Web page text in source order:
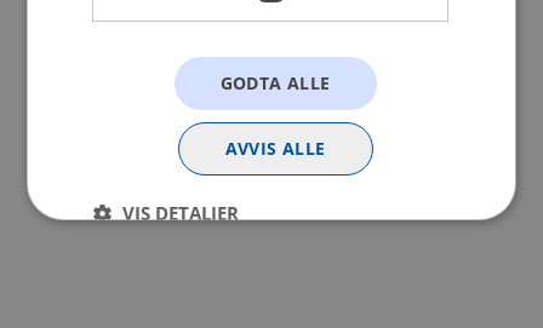
GODTA ALLE
AVVIS ALLE
VIS DETALJER